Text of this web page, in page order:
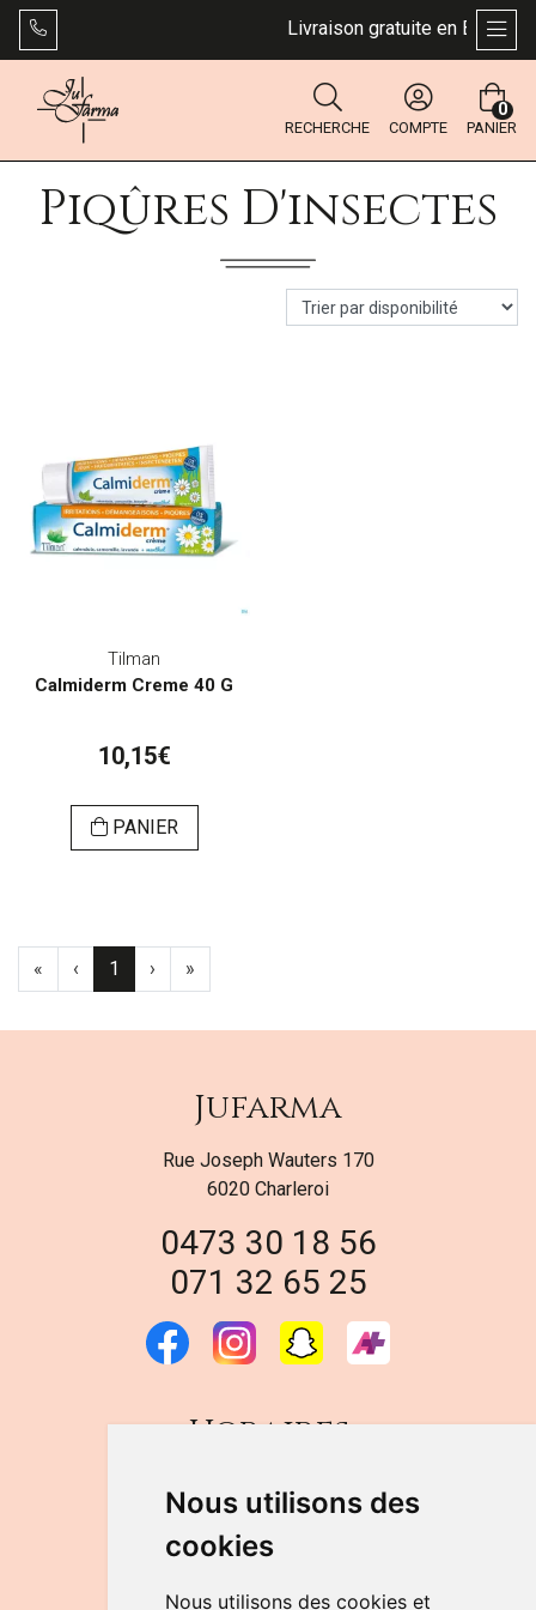
Nous utilisons des
cookies
Nous utilisons des cookies et
Livraison gratuite en
RECHERCHE COMPTE PANIER
0
Piqûres D'insectes
Tilman
Calmiderm Creme 40 G
10,15€
PANIER
« ‹ 1 › »
Jufarma
Rue Joseph Wauters 170
6020 Charleroi
0473 30 18 56
071 32 65 25
Horaires
DU LUNDI AU VENDREDI
de 9h à 12h30 et de 14h à 18h
LE SAMEDI
de 9h à 12h30